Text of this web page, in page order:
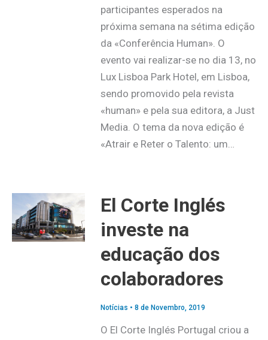
participantes esperados na
próxima semana na sétima edição
da «Conferência Human». O
evento vai realizar-se no dia 13, no
Lux Lisboa Park Hotel, em Lisboa,
sendo promovido pela revista
«human» e pela sua editora, a Just
Media. O tema da nova edição é
«Atrair e Reter o Talento: um…
El Corte Inglés
investe na
educação dos
colaboradores
Notícias • 8 de Novembro, 2019
O El Corte Inglés Portugal criou a